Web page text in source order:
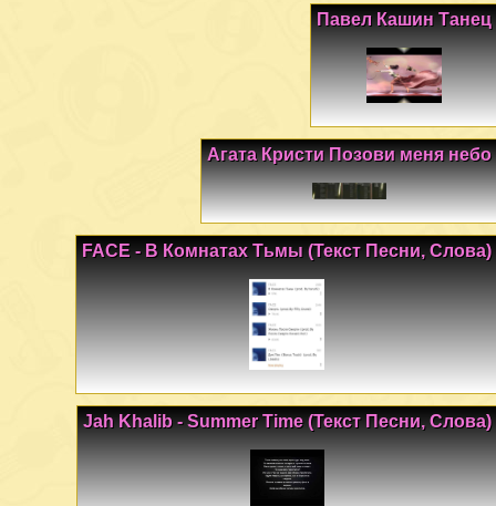
Павел Кашин Танец
Агата Кристи Позови меня небо
FACE - В Комнатах Тьмы (Текст Песни, Слова)
Jah Khalib - Summer Time (Текст Песни, Слова)